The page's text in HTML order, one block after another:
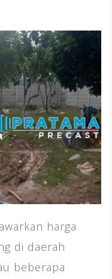
harga
di daerah
beberapa